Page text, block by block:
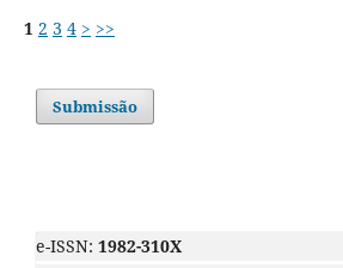
1 2 3 4 > >>
Submissão
e-ISSN: 1982-310X